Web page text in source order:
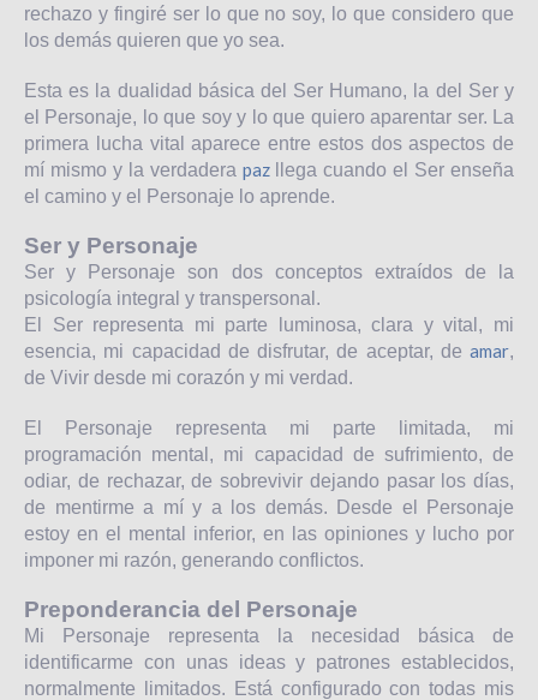
rechazo y fingiré ser lo que no soy, lo que considero que
los demás quieren que yo sea.
Esta es la dualidad básica del Ser Humano, la del Ser y
el Personaje, lo que soy y lo que quiero aparentar ser. La
primera lucha vital aparece entre estos dos aspectos de
mí mismo y la verdadera pazllega cuando el Ser enseña
el camino y el Personaje lo aprende.
Ser y Personaje
Ser y Personaje son dos conceptos extraídos de la
psicología integral y transpersonal.
El Ser representa mi parte luminosa, clara y vital, mi
esencia, mi capacidad de disfrutar, de aceptar, de amar,
de Vivir desde mi corazón y mi verdad.
El Personaje representa mi parte limitada, mi
programación mental, mi capacidad de sufrimiento, de
odiar, de rechazar, de sobrevivir dejando pasar los días,
de mentirme a mí y a los demás. Desde el Personaje
estoy en el mental inferior, en las opiniones y lucho por
imponer mi razón, generando conflictos.
Preponderancia del Personaje
Mi Personaje representa la necesidad básica de
identificarme con unas ideas y patrones establecidos,
normalmente limitados. Está configurado con todas mis